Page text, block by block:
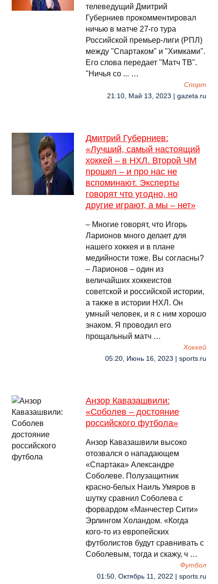
телеведущий Дмитрий
Губерниев прокомментировал
ничью в матче 27-го тура
Российской премьер-лиги (РПЛ)
между "Спартаком" и "Химками".
Его слова передает "Матч ТВ".
"Ничья со ... …
Спорт
21:10, Май 13, 2023 | gazeta.ru
Дмитрий Губерниев:
«Лучший, самый настоящий
хоккей – в НХЛ. Второй ЧМ
прошел – и про нас не
вспоминают. Эксперты
говорят что угодно, но
другие играют, а мы – нет»
– Многие говорят, что Игорь
Ларионов много делает для
нашего хоккея и в плане
медийности тоже. Вы согласны?
– Ларионов – один из
величайших хоккеистов
советской и российской истории,
а также в истории НХЛ. Он
умный человек, и я с ним хорошо
знаком. Я проводил его
прощальный матч …
Хоккей
05:20, Июнь 16, 2023 | sports.ru
Анзор Кавазашвили:
«Соболев – достояние
российского футбола»
Анзор Кавазашвили высоко
отозвался о нападающем
«Спартака» Александре
Соболеве. Полузащитник
красно-белых Наиль Умяров в
шутку сравнил Соболева с
форвардом «Манчестер Сити»
Эрлингом Холандом. «Когда
кого-то из европейских
футболистов будут сравнивать с
Соболевым, тогда и скажу, ч …
Футбол
01:50, Октябрь 11, 2022 | sports.ru